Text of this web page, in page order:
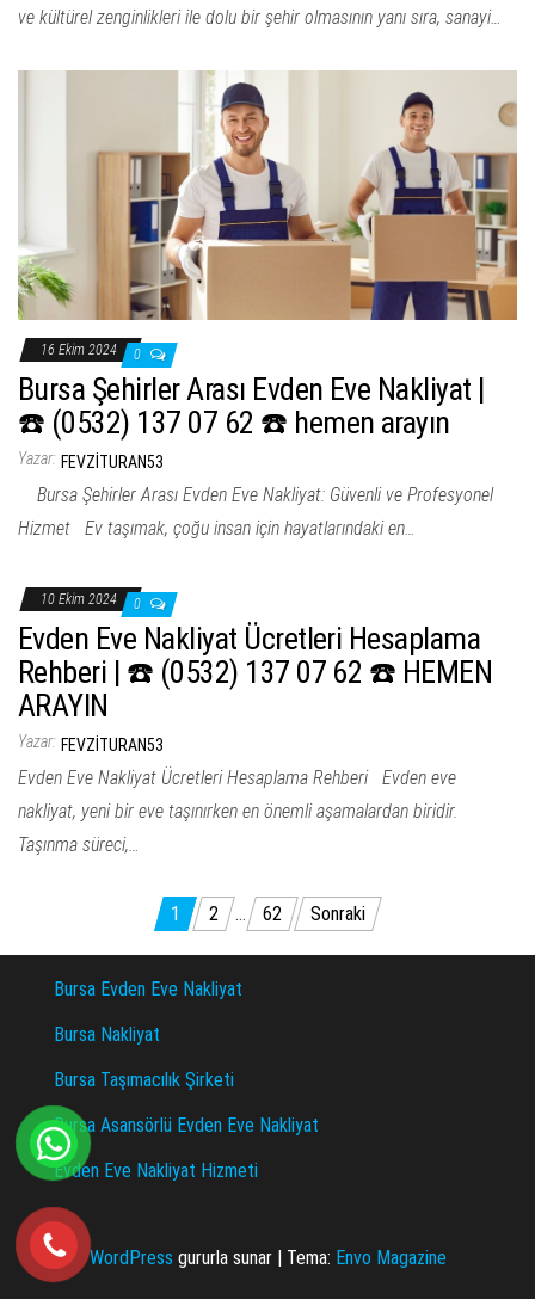
ve kültürel zenginlikleri ile dolu bir şehir olmasının yanı sıra, sanayi…
16 Ekim 2024 0
Bursa Şehirler Arası Evden Eve Nakliyat |
☎️ (0532) 137 07 62 ☎️ hemen arayın
Yazar: FEVZITURAN53
Bursa Şehirler Arası Evden Eve Nakliyat: Güvenli ve Profesyonel
Hizmet Ev taşımak, çoğu insan için hayatlarındaki en…
10 Ekim 2024 0
Evden Eve Nakliyat Ücretleri Hesaplama
Rehberi | ☎️ (0532) 137 07 62 ☎️ HEMEN
ARAYIN
Yazar: FEVZITURAN53
Evden Eve Nakliyat Ücretleri Hesaplama Rehberi Evden eve
nakliyat, yeni bir eve taşınırken en önemli aşamalardan biridir.
Taşınma süreci,…
sayfalandırması
1 2 … 62 Sonraki
Bursa Evden Eve Nakliyat
Bursa Nakliyat
Bursa Taşımacılık Şirketi
Bursa Asansörlü Evden Eve Nakliyat
Evden Eve Nakliyat Hizmeti
WordPress gururla sunar | Tema: Envo Magazine